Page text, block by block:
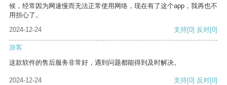
候，经常因为网速慢而无法正常使用网络，现在有了这个app，我再也不
用担心了。
2024-12-24
支持[0] 反对[0]
游客
这款软件的售后服务非常好，遇到问题都能得到及时解决。
2024-12-24 支持[0] 反对[0]